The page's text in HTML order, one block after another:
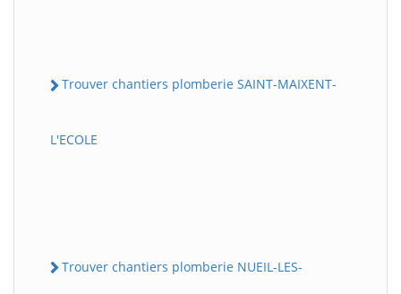
Trouver chantiers plomberie SAINT-MAIXENT-
L'ECOLE
Trouver chantiers plomberie NUEIL-LES-